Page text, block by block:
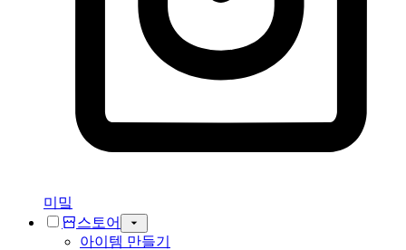
미밐
스토어
아이템 만들기